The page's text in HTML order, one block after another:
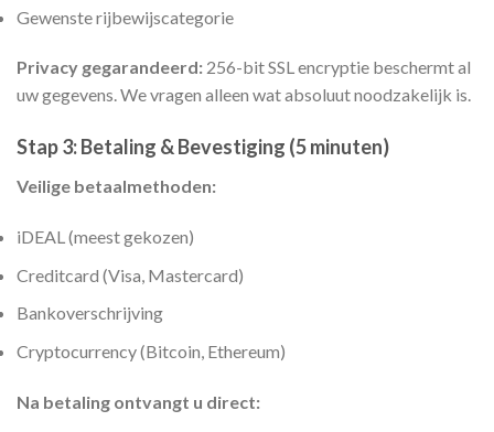
Gewenste rijbewijscategorie
Privacy gegarandeerd: 256-bit SSL encryptie beschermt al
uw gegevens. We vragen alleen wat absoluut noodzakelijk is.
Stap 3: Betaling & Bevestiging (5 minuten)
Veilige betaalmethoden:
iDEAL (meest gekozen)
Creditcard (Visa, Mastercard)
Bankoverschrijving
Cryptocurrency (Bitcoin, Ethereum)
Na betaling ontvangt u direct: